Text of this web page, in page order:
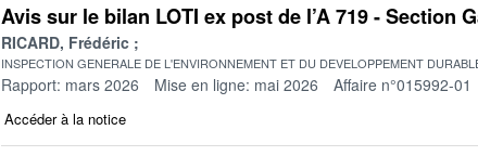
Avis sur le bilan LOTI ex post de l’A 719 - Section
RICARD, Frédéric
INSPECTION GENERALE DE L'ENVIRONNEMENT ET DU DEVELOPPEMENT
Rapport: mars 2026 Mise en ligne: mai 2026 Affaire n°015992-01
Accéder à la notice